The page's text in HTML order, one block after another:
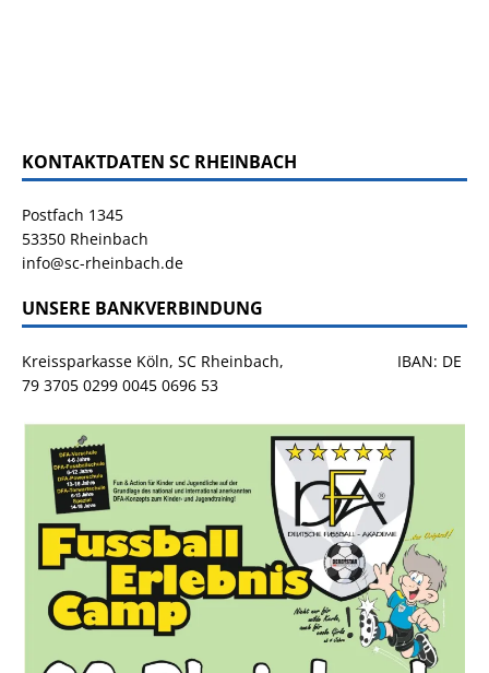
KONTAKTDATEN SC RHEINBACH
Postfach 1345
53350 Rheinbach
info@sc-rheinbach.de
UNSERE BANKVERBINDUNG
Kreissparkasse Köln, SC Rheinbach, IBAN: DE
79 3705 0299 0045 0696 53